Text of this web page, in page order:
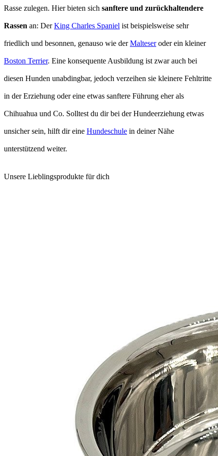
Rasse zulegen. Hier bieten sich sanftere und zurückhaltendere
Rassen an: DerKing Charles Spaniel ist beispielsweise sehr
friedlich und besonnen, genauso wie derMalteseroder ein kleiner
Boston Terrier. Eine konsequente Ausbildung ist zwar auch bei
diesen Hunden unabdingbar, jedoch verzeihen sie kleinere Fehltritte
in der Erziehung oder eine etwas sanftere Führung eher als
Chihuahua und Co. Solltest du dir bei der Hundeerziehung etwas
unsicher sein, hilft dir eine Hundeschule in deiner Nähe
unterstützend weiter.
Unsere Lieblingsprodukte für dich